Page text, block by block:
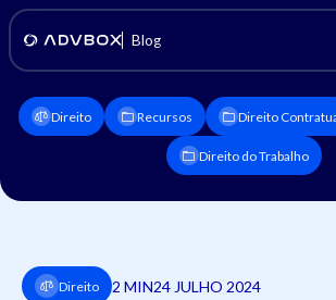
Blog
Direito Recursos Direito
Direito do Trabalho
Direito 2 MIN24 JULHO 2024